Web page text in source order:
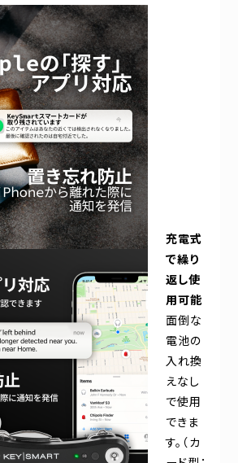
充電式
で繰り
返し使
用可能
面倒な
電池の
入れ換
えなし
で使用
できま
す。（カ